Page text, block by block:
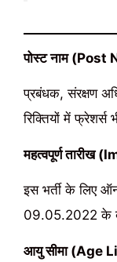
पोस्ट नाम (Post
प्रबंधक, संरक्षण
रिक्तियों में
महत्वपूर्ण तारीख
इस भर्ती के लिए
09.05.2022 के
आयु सीमा (Age